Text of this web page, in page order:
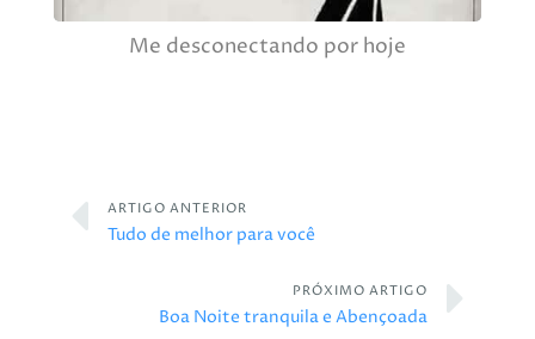
Me desconectando por hoje
ARTIGO ANTERIOR
Tudo de melhor para você
PRÓXIMO ARTIGO
Boa Noite tranquila e Abençoada